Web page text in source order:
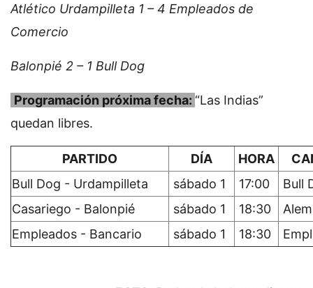
Atlético Urdampilleta 1 – 4 Empleados de
Comercio
Balonpié 2 – 1 Bull Dog
Programación próxima fecha: “Las Indias”
quedan libres.
PARTIDO DÍA HORA
Bull Dog - Urdampilleta
sábado 1 17:00
Bull
Casariego - Balonpié
sábado 1 18:30
Alem
Empleados - Bancario
sábado 1 18:30